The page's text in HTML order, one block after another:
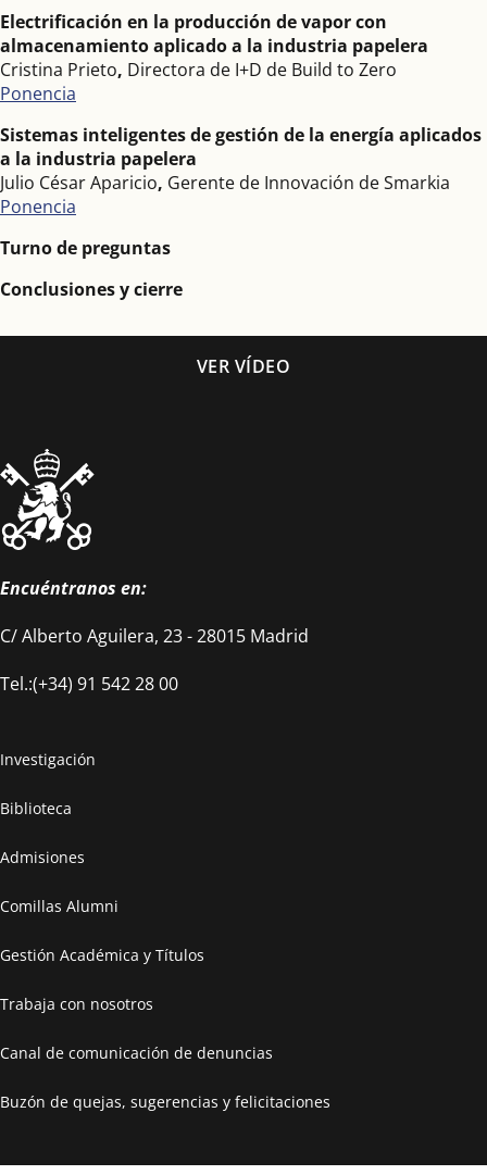
Electrificación en la producción de vapor con
almacenamiento aplicado a la industria papelera
Cristina Prieto, Directora de I+D de Build to Zero
Ponencia
Sistemas inteligentes de gestión de la energía aplicados
a la industria papelera
Julio César Aparicio, Gerente de Innovación de Smarkia
Ponencia
Turno de preguntas
Conclusiones y cierre
VER VÍDEO
Encuéntranos en:
C/ Alberto Aguilera, 23 - 28015 Madrid
Tel.:(+34) 91 542 28 00
Investigación
Biblioteca
Admisiones
Comillas Alumni
Gestión Académica y Títulos
Trabaja con nosotros
Canal de comunicación de denuncias
Buzón de quejas, sugerencias y felicitaciones